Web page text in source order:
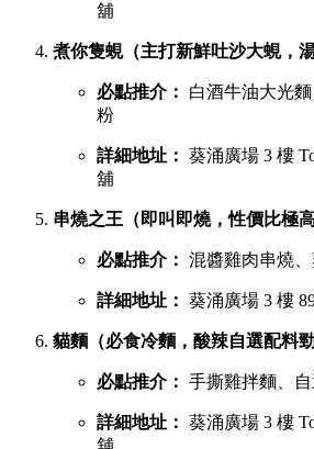
舖
煮你隻蜆（主打新鮮吐沙大蜆，
必點推介：
白酒牛油大光
粉
詳細地址： 葵涌廣場 3 樓
舖
串燒之王（即叫即燒，性價比極
必點推介： 混醬雞肉串燒
詳細地址： 葵涌廣場 3 樓
貓麵（必食冷麵，酸辣自選配料勁
必點推介： 手撕雞拌麵、
詳細地址： 葵涌廣場 3 樓
舖